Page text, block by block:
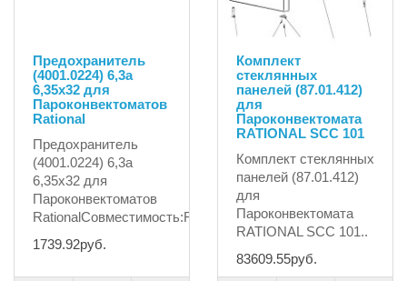
Предохранитель
(4001.0224) 6,3а
6,35х32 для
Пароконвектоматов
Rational
Предохранитель
(4001.0224) 6,3а
6,35х32 для
Пароконвектоматов
RationalСовместимость:RATIONALFAGORFRI..
1739.92руб.
Комплект
стеклянных
панелей (87.01.412)
для
Пароконвектомата
RATIONAL SCC 101
Комплект стеклянных
панелей (87.01.412)
для
Пароконвектомата
RATIONAL SCC 101..
83609.55руб.